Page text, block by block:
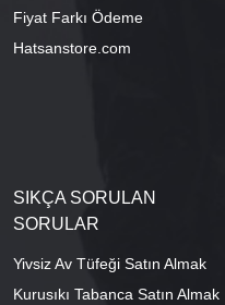
Fiyat Farkı Ödeme
Hatsanstore.com
SIKÇA SORULAN
SORULAR
Yivsiz Av Tüfeği Satın Almak
Kurusıkı Tabanca Satın Almak